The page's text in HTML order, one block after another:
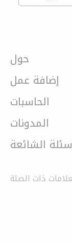
حول
إضافة عمل
الحاسبات
المدونات
الشائعة
ذات الصلة